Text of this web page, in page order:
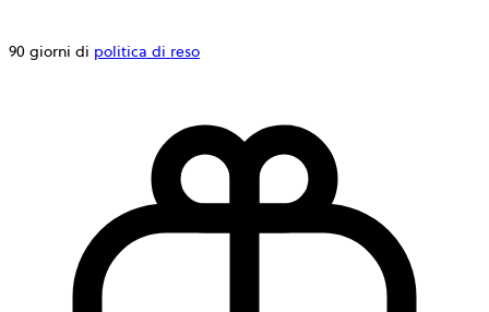
90 giorni di politica di reso